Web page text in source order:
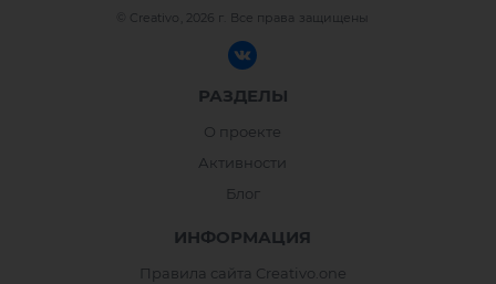
© Creativo, 2026 г. Все права защищены
РАЗДЕЛЫ
О проекте
Активности
Блог
ИНФОРМАЦИЯ
Правила сайта Creativo.one